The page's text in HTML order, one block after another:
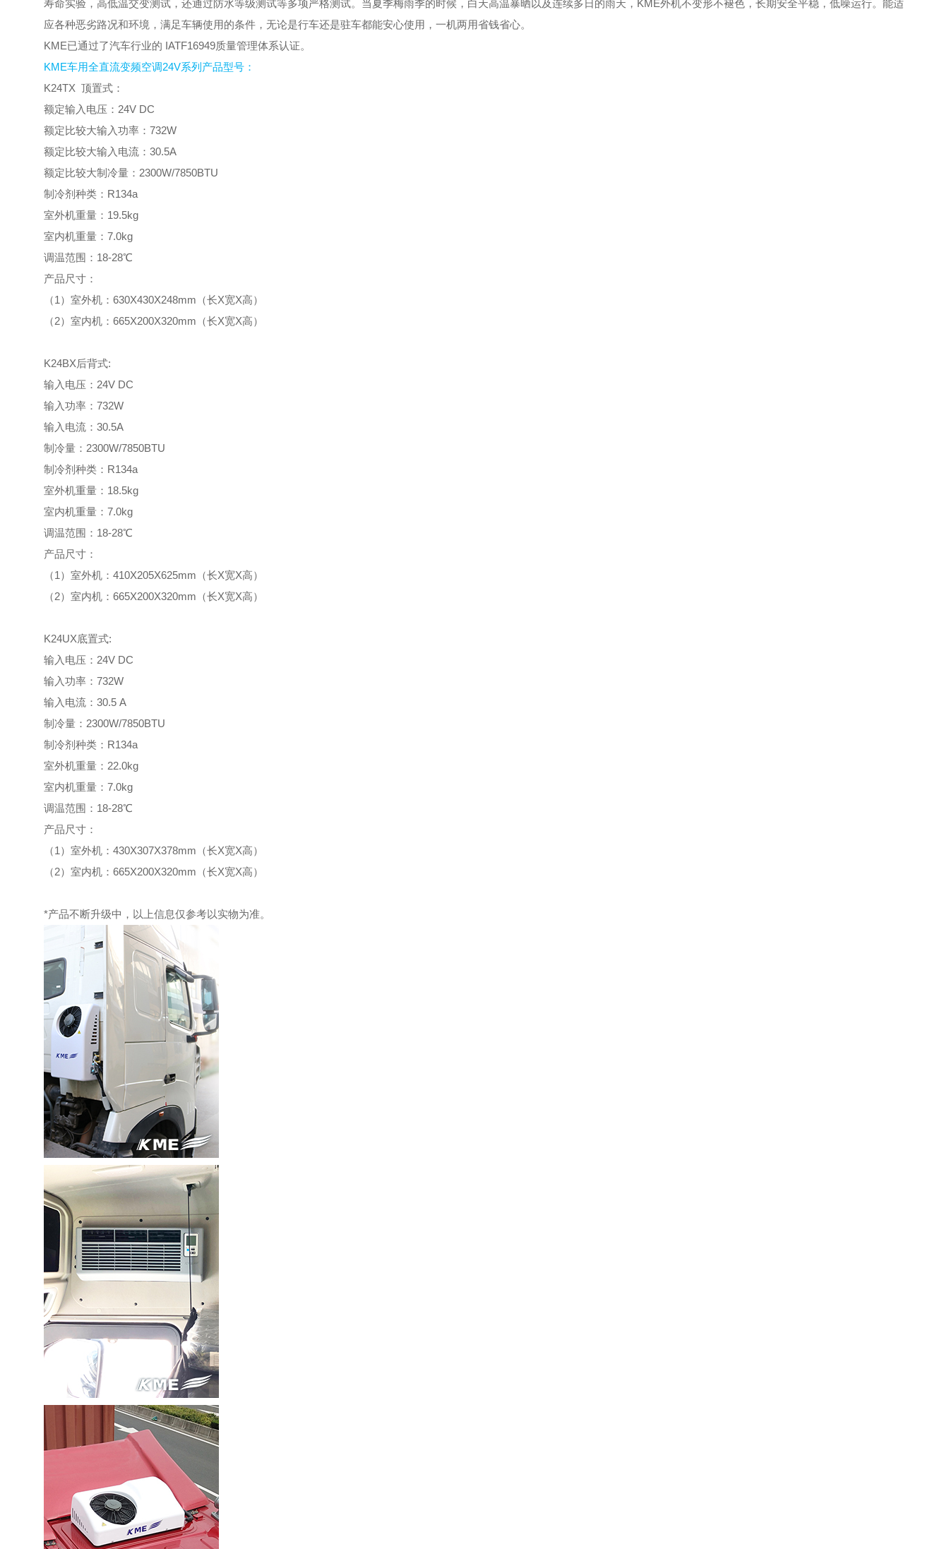
寿命实验，高低温交变测试，还通过防水等级测试等多项严格测试。当夏季梅雨季的时候，白天高温暴晒以及连续多日的雨天，KME外机不变形不褪色，长期安全平稳，低噪运行。能适
应各种恶劣路况和环境，满足车辆使用的条件，无论是行车还是驻车都能安心使用，一机两用省钱省心。
KME已通过了汽车行业的 IATF16949质量管理体系认证。
KME车用全直流变频空调24V系列产品型号：
K24TX 顶置式：
额定输入电压：24V DC
额定比较大输入功率：732W
额定比较大输入电流：30.5A
额定比较大制冷量：2300W/7850BTU
制冷剂种类：R134a
室外机重量：19.5kg
室内机重量：7.0kg
调温范围：18-28℃
产品尺寸：
（1）室外机：630X430X248mm（长X宽X高）
（2）室内机：665X200X320mm（长X宽X高）
K24BX后背式:
输入电压：24V DC
输入功率：732W
输入电流：30.5A
制冷量：2300W/7850BTU
制冷剂种类：R134a
室外机重量：18.5kg
室内机重量：7.0kg
调温范围：18-28℃
产品尺寸：
（1）室外机：410X205X625mm（长X宽X高）
（2）室内机：665X200X320mm（长X宽X高）
K24UX底置式:
输入电压：24V DC
输入功率：732W
输入电流：30.5 A
制冷量：2300W/7850BTU
制冷剂种类：R134a
室外机重量：22.0kg
室内机重量：7.0kg
调温范围：18-28℃
产品尺寸：
（1）室外机：430X307X378mm（长X宽X高）
（2）室内机：665X200X320mm（长X宽X高）
*产品不断升级中，以上信息仅参考以实物为准。